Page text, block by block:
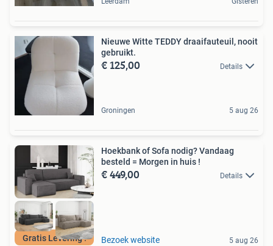
Nieuwe Witte TEDDY draaifauteuil, nooit
gebruikt.
€ 125,00 Details
Groningen 5 aug 26
Gratis Levering !
Hoekbank of Sofa nodig? Vandaag
besteld = Morgen in huis !
€ 449,00 Details
Bezoek website 5 aug 26